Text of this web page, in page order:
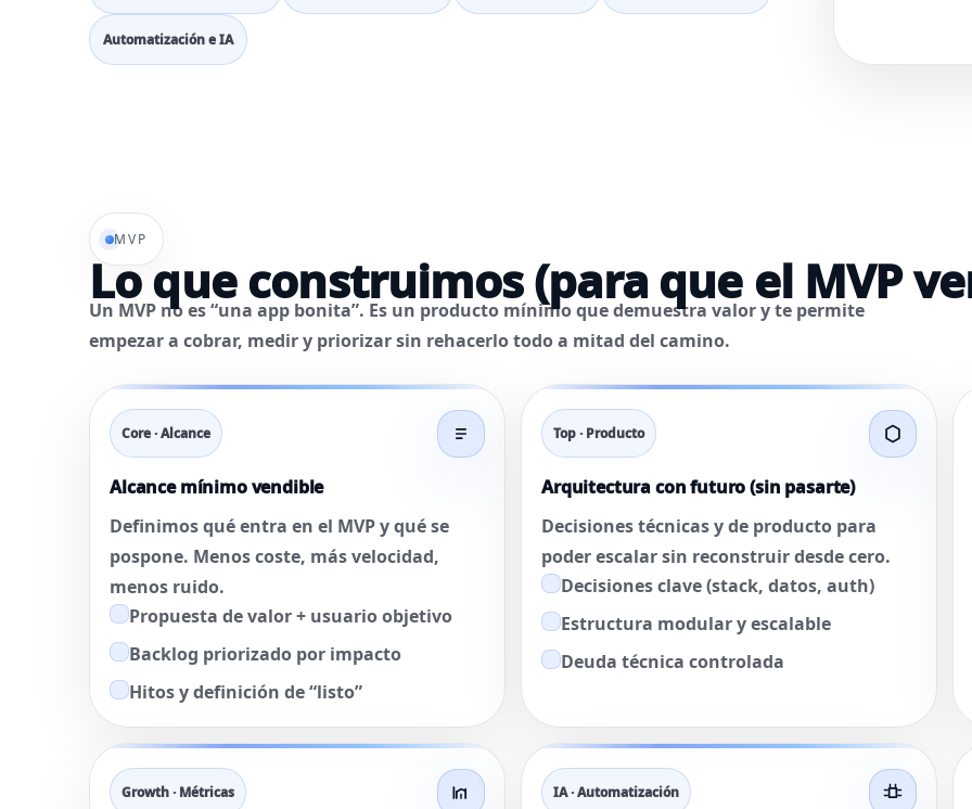
Automatización e IA
MVP
Lo que construimos (para que el MVP
Un MVP no es “una app bonita”. Es un producto mínimo quedemuestra valory te permite
empezar a cobrar, medir y priorizar sin rehacerlo todo a mitad del camino.
Core · Alcance
Alcance mínimo vendible
Definimos qué entra en el MVP y qué se
pospone. Menos coste, más velocidad,
menos ruido.
Propuesta de valor + usuario objetivo
Backlog priorizado por impacto
Hitos y definición de “listo”
Top · Producto
Arquitectura con futuro (sin pasarte)
Decisiones técnicas y de producto para
poder escalar sin reconstruir desde cero.
Decisiones clave (stack, datos, auth)
Estructura modular y escalable
Deuda técnica controlada
Growth · Métricas IA · Automatización